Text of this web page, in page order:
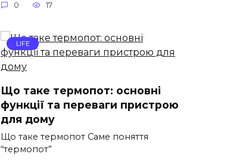
0 17
LIFE
Що таке термопот: основні
функції та переваги пристрою
для дому
Що таке термопот Саме поняття
“термопот”